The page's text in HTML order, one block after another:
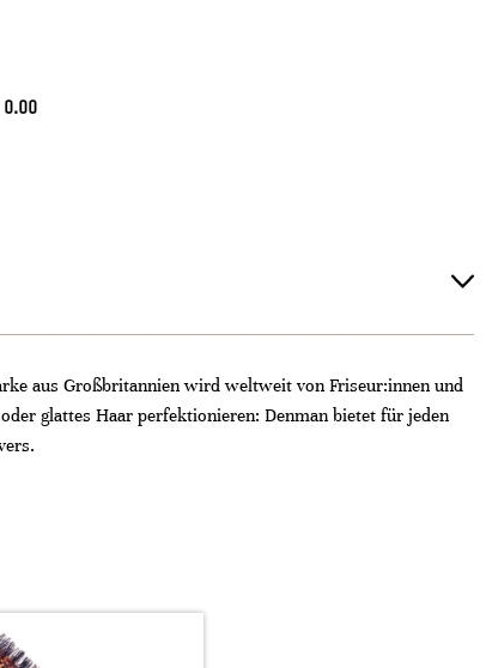
0.00
aus Großbritannien wird weltweit von Friseur:innen und
glattes Haar perfektionieren: Denman bietet für jeden